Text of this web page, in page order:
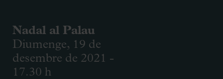
Nadal al Palau
Diumenge, 19 de
desembre de 2021 -
17.30 h